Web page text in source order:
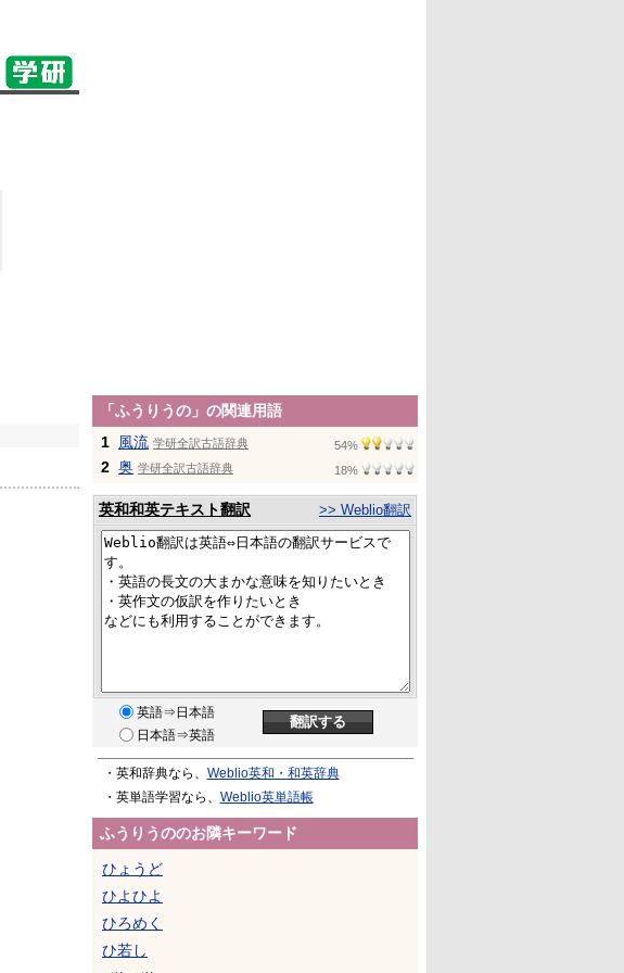
「ふうりうの」の関連用語
1 風流 学研全訳古語辞典 54%
2 奥 学研全訳古語辞典 18%
英和和英テキスト翻訳 >> Weblio翻訳
英語⇒日本語
日本語⇒英語
・英和辞典なら、 Weblio英和・和英辞典
・英単語学習なら、 Weblio英単語帳
ふうりうののお隣キーワード
ひょうど
ひよひよ
ひろめく
ひ若し